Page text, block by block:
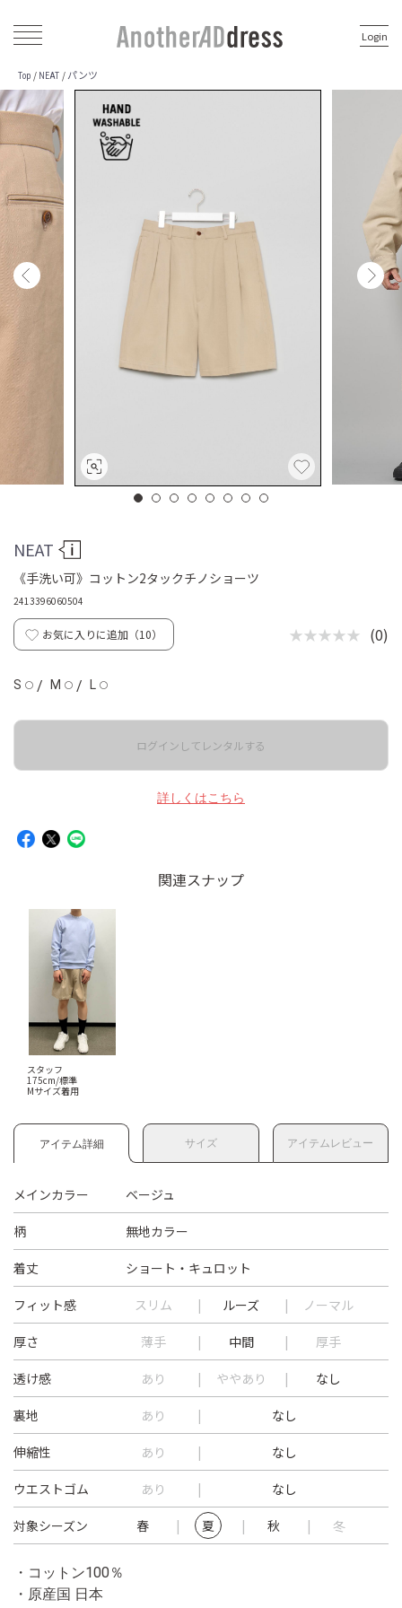
Login
Top / NEAT / パンツ
NEAT
《手洗い可》コットン2タックチノショーツ
2413396060504
お気に入りに追加（10） ★★★★★ (0)
S ◯ / M ◯ / L ◯
ログインしてレンタルする
詳しくはこちら
関連スナップ
スタッフ
175cm/標準
Mサイズ着用
アイテム詳細 サイズ アイテムレビュー
メインカラー ベージュ
柄 無地カラー
着丈 ショート・キュロット
フィット感 スリム ルーズ ノーマル
厚さ 薄手 中間 厚手
透け感 あり ややあり なし
裏地 あり なし
伸縮性 あり なし
ウエストゴム あり なし
対象シーズン 春 夏 秋 冬
・コットン100％
・原産国 日本